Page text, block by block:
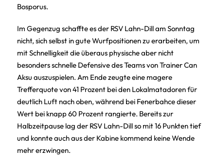
Bosporus.
Im Gegenzug schaffte es der RSV Lahn-Dill am Sonntag
nicht, sich selbst in gute Wurfpositionen zu erarbeiten, um
mit Schnelligkeit die überaus physische aber nicht
besonders schnelle Defensive des Teams von Trainer Can
Aksu auszuspielen. Am Ende zeugte eine magere
Trefferquote von 41 Prozent bei den Lokalmatadoren für
deutlich Luft nach oben, während bei Fenerbahce dieser
Wert bei knapp 60 Prozent rangierte. Bereits zur
Halbzeitpause lag der RSV Lahn-Dill so mit 16 Punkten tief
und konnte auch aus der Kabine kommend keine Wende
mehr erzwingen.